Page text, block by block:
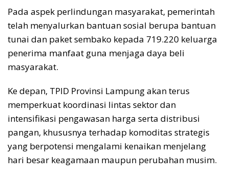
Pada aspek perlindungan masyarakat, pemerintah
telah menyalurkan bantuan sosial berupa bantuan
tunai dan paket sembako kepada 719.220 keluarga
penerima manfaat guna menjaga daya beli
masyarakat.
Ke depan, TPID Provinsi Lampung akan terus
memperkuat koordinasi lintas sektor dan
intensifikasi pengawasan harga serta distribusi
pangan, khususnya terhadap komoditas strategis
yang berpotensi mengalami kenaikan menjelang
hari besar keagamaan maupun perubahan musim.